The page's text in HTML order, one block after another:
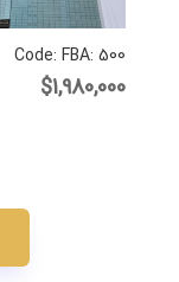
Code: FBA: 500
$1,980,000